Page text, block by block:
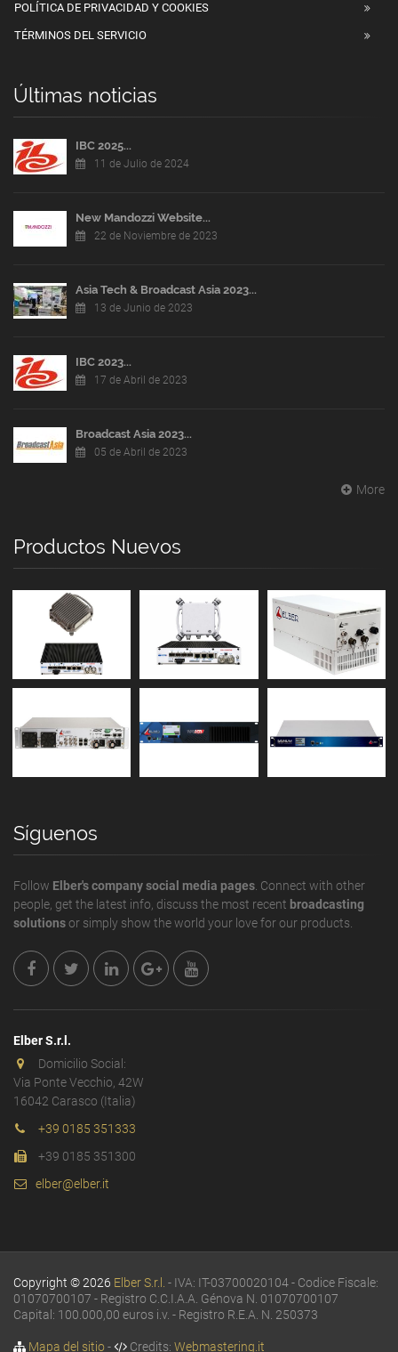
POLÍTICA DE PRIVACIDAD Y COOKIES
TÉRMINOS DEL SERVICIO
Últimas noticias
IBC 2025...
11 de Julio de 2024
New Mandozzi Website...
22 de Noviembre de 2023
Asia Tech & Broadcast Asia 2023...
13 de Junio de 2023
IBC 2023...
17 de Abril de 2023
Broadcast Asia 2023...
05 de Abril de 2023
More
Productos Nuevos
Síguenos
Follow Elber's company social media pages. Connect with other
people, get the latest info, discuss the most recent broadcasting
solutionsor simply show the world your love for our products.
Elber S.r.l.
Domicilio Social:
Via Ponte Vecchio, 42W
16042 Carasco (Italia)
+39 0185 351333
+39 0185 351300
elber@elber.it
Copyright © 2026 Elber S.r.l. - IVA: IT-03700020104 - Codice Fiscale:
01070700107 - Registro C.C.I.A.A. Génova N. 01070700107
Capital: 100.000,00 euros i.v. - Registro R.E.A. N. 250373
Mapa del sitio- Credits: Webmastering.it